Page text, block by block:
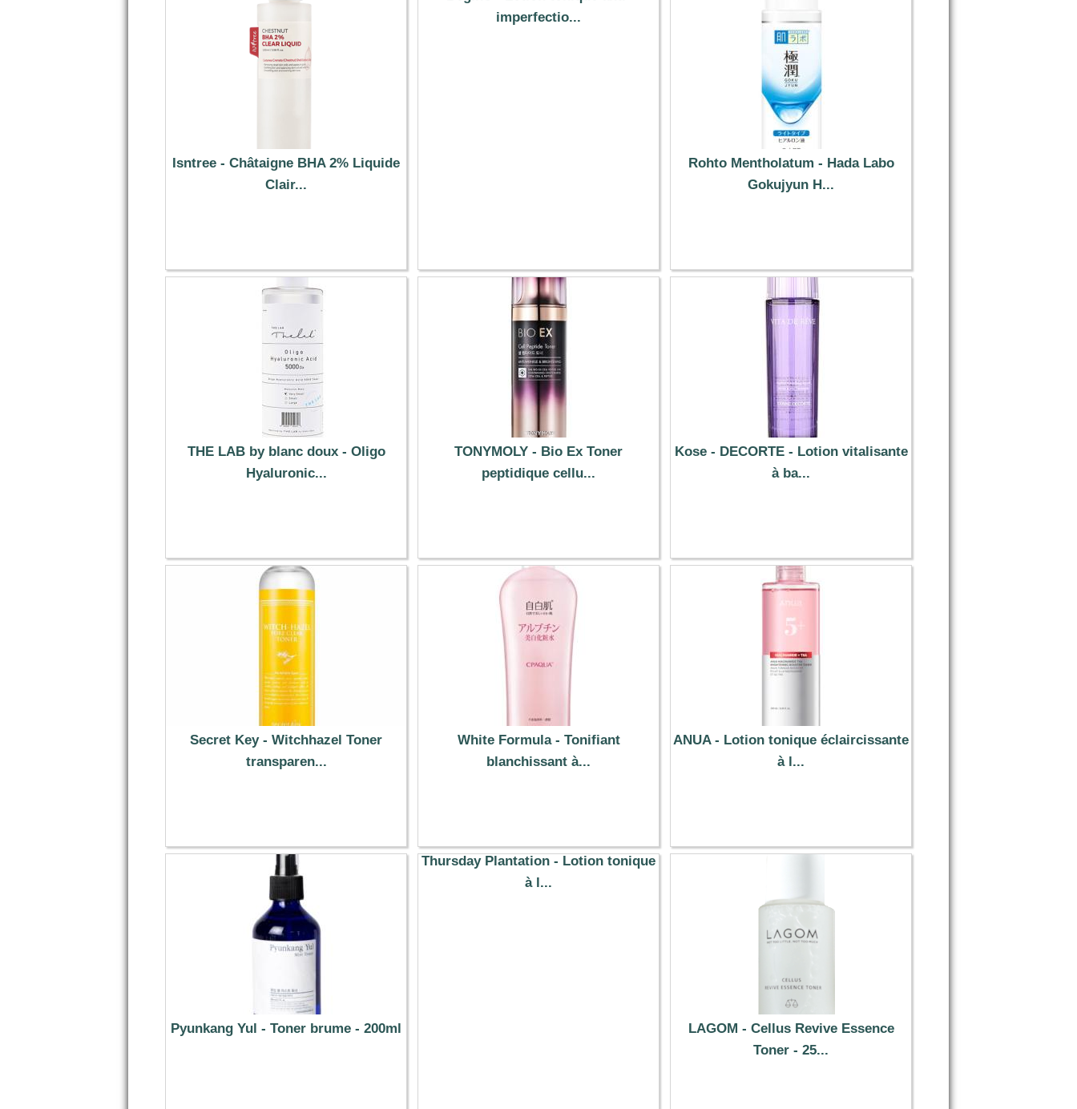
Isntree - Châtaigne BHA 2% Liquide
Clair...
imperfectio...
Rohto Mentholatum - Hada Labo
Gokujyun H...
THE LAB by blanc doux - Oligo
Hyaluronic...
TONYMOLY - Bio Ex Toner
peptidique cellu...
Kose - DECORTE - Lotion vitalisante
à ba...
Secret Key - Witchhazel Toner
transparen...
White Formula - Tonifiant
blanchissant à...
ANUA - Lotion tonique éclaircissante
à l...
Pyunkang Yul - Toner brume - 200ml
Thursday Plantation - Lotion tonique
à l...
LAGOM - Cellus Revive Essence
Toner - 25...